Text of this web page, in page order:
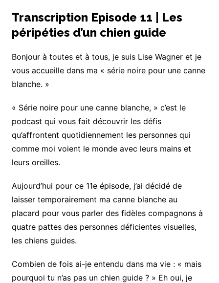
Transcription Episode 11 | Les
péripéties d’un chien guide
Bonjour à toutes et à tous, je suis Lise Wagner et je
vous accueille dans ma « série noire pour une canne
blanche. »
« Série noire pour une canne blanche, » c’est le
podcast qui vous fait découvrir les défis
qu’affrontent quotidiennement les personnes qui
comme moi voient le monde avec leurs mains et
leurs oreilles.
Aujourd’hui pour ce 11e épisode, j’ai décidé de
laisser temporairement ma canne blanche au
placard pour vous parler des fidèles compagnons à
quatre pattes des personnes déficientes visuelles,
les chiens guides.
Combien de fois ai-je entendu dans ma vie : « mais
pourquoi tu n’as pas un chien guide ? » Eh oui, je